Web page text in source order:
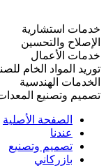
خدمات استشارية
الإصلاح والتحسين
خدمات الأعمال
توريد المواد الخام
الخدمات الهندسية
تصميم وتصنيع
الصفحة الأصلية
عندنا
تصميم وتصنيع
بازركاني